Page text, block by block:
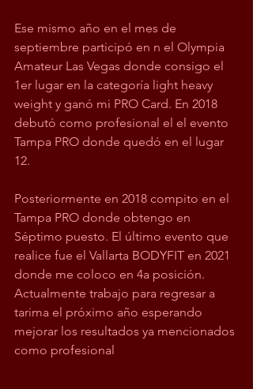
Ese mismo año en el mes de
septiembre participó en n el Olympia
Amateur Las Vegas donde consigo el
1er lugar en la categoría light heavy
weight y ganó mi PRO Card. En 2018
debutó como profesional el el evento
Tampa PRO donde quedó en el lugar
12.
Posteriormente en 2018 compito en el
Tampa PRO donde obtengo en
Séptimo puesto. El último evento que
realice fue el Vallarta BODYFIT en 2021
donde me coloco en 4a posición.
Actualmente trabajo para regresar a
tarima el próximo año esperando
mejorar los resultados ya mencionados
como profesional